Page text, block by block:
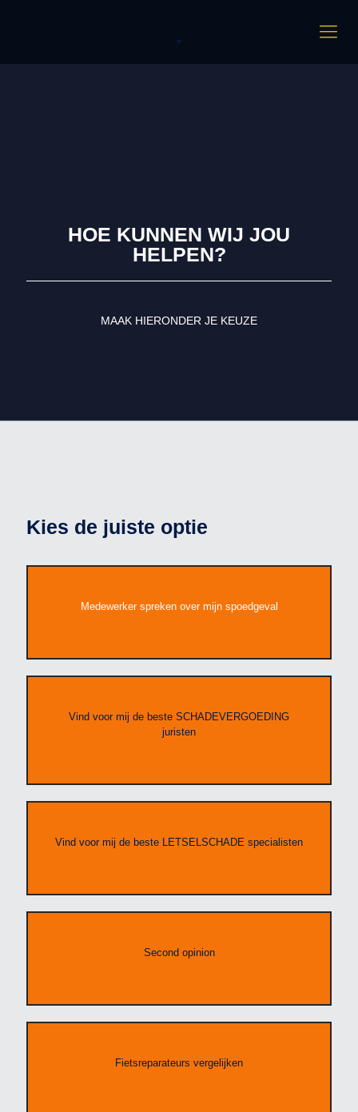
.
HOE KUNNEN WIJ JOU
HELPEN?
MAAK HIERONDER JE KEUZE
Kies de juiste optie
Medewerker spreken over mijn spoedgeval
Vind voor mij de beste SCHADEVERGOEDING
juristen
Vind voor mij de beste LETSELSCHADE specialisten
Second opinion
Fietsreparateurs vergelijken